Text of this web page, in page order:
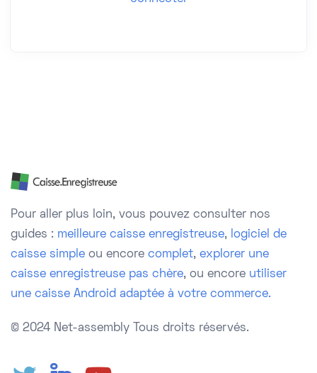
Pour aller plus loin, vous pouvez consulter nos
guides : meilleure caisse enregistreuse, logiciel de
caisse simple ou encore complet, explorer une
caisse enregistreuse pas chère, ou encore utiliser
une caisse Android adaptée à votre commerce.
© 2024 Net-assembly Tous droits réservés.